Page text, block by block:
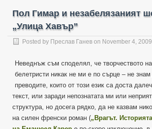
Пол Гимар и незабелязаният
„Улица Хавър”
Posted by Преслав Ганев on November 4, 2009
Неведнъж съм споделял, че творчеството
белетристи никак не ми е по сърце – не
преводите, които от този език са доста
текст, или заради непознатата ми или
структура, но досега рядко, да не казвам
на силен френски роман („Врагът.